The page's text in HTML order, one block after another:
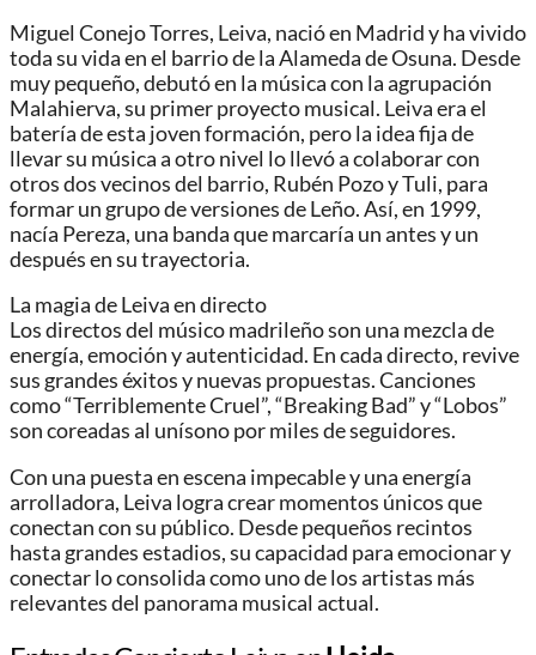
Miguel Conejo Torres, Leiva, nació en Madrid y ha vivido
toda su vida en el barrio de la Alameda de Osuna. Desde
muy pequeño, debutó en la música con la agrupación
Malahierva, su primer proyecto musical. Leiva era el
batería de esta joven formación, pero la idea fija de
llevar su música a otro nivel lo llevó a colaborar con
otros dos vecinos del barrio, Rubén Pozo y Tuli, para
formar un grupo de versiones de Leño. Así, en 1999,
nacía Pereza, una banda que marcaría un antes y un
después en su trayectoria.
La magia de Leiva en directo
Los directos del músico madrileño son una mezcla de
energía, emoción y autenticidad. En cada directo, revive
sus grandes éxitos y nuevas propuestas. Canciones
como “Terriblemente Cruel”, “Breaking Bad” y “Lobos”
son coreadas al unísono por miles de seguidores.
Con una puesta en escena impecable y una energía
arrolladora, Leiva logra crear momentos únicos que
conectan con su público. Desde pequeños recintos
hasta grandes estadios, su capacidad para emocionar y
conectar lo consolida como uno de los artistas más
relevantes del panorama musical actual.